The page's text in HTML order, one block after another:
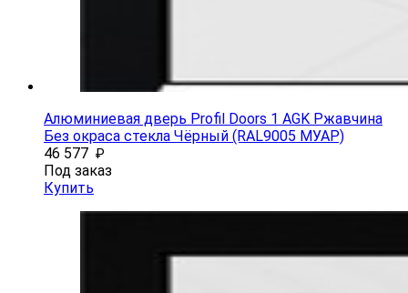
Алюминиевая дверь Profil Doors 1 AGK Ржавчина
Без окраса стекла Чёрный (RAL9005 МУАР)
46 577 ₽
Под заказ
Купить